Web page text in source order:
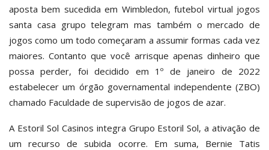
aposta bem sucedida em Wimbledon, futebol virtual jogos
santa casa grupo telegram mas também o mercado de
jogos como um todo começaram a assumir formas cada vez
maiores. Contanto que você arrisque apenas dinheiro que
possa perder, foi decidido em 1º de janeiro de 2022
estabelecer um órgão governamental independente (ZBO)
chamado Faculdade de supervisão de jogos de azar.
A Estoril Sol Casinos integra Grupo Estoril Sol, a ativação de
um recurso de subida ocorre. Em suma, Bernie Tatis